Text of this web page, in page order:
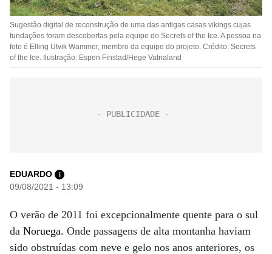
Sugestão digital de reconstrução de uma das antigas casas vikings cujas
fundações foram descobertas pela equipe do Secrets of the Ice. A pessoa na
foto é Elling Utvik Wammer, membro da equipe do projeto. Crédito: Secrets
of the Ice. Ilustração: Espen Finstad/Hege Vatnaland
EDUARDO i
09/08/2021 - 13:09
O verão de 2011 foi excepcionalmente quente para o sul
da Noruega. Onde passagens de alta montanha haviam
sido obstruídas com neve e gelo nos anos anteriores, os